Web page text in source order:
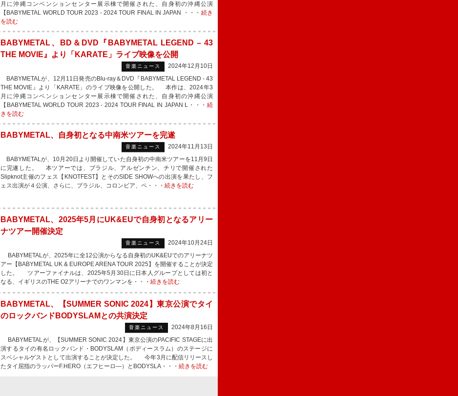
月に沖縄コンベンションセンター展示棟で開催された、自身初の沖縄公演
【BABYMETAL WORLD TOUR 2023 - 2024 TOUR FINAL IN JAPAN ・・・ 続き
を読む
BABYMETAL、BD＆DVD『BABYMETAL LEGEND – 43
THE MOVIE』より「KARATE」ライブ映像を公開
音楽ニュース
2024年12月10日
BABYMETALが、12月11日発売のBlu-ray＆DVD『BABYMETAL LEGEND - 43
THE MOVIE』より「KARATE」のライブ映像を公開した。 本作は、2024年3
月に沖縄コンベンションセンター展示棟で開催された、自身初の沖縄公演
【BABYMETAL WORLD TOUR 2023 - 2024 TOUR FINAL IN JAPAN L・・・ 続
きを読む
BABYMETAL、自身初となる中南米ツアーを完遂
音楽ニュース
2024年11月13日
BABYMETALが、10月20日より開催していた自身初の中南米ツアーを11月9日
に完遂した。 本ツアーでは、ブラジル、アルゼンチン、チリで開催された
Slipknot主催のフェス【KNOTFEST】とそのSIDE SHOWへの出演を果たし、フ
ェス出演が４公演、さらに、ブラジル、コロンビア、ペ・・・ 続きを読む
BABYMETAL、2025年5月にUK&EUで自身初となるアリー
ナツアー開催決定
音楽ニュース
2024年10月24日
BABYMETALが、2025年に全12公演からなる自身初のUK&EUでのアリーナツ
アー【BABYMETAL UK & EUROPE ARENA TOUR 2025】を開催することが決定
した。 ツアーファイナルは、2025年5月30日に日本人グループとしては初と
なる、イギリスのTHE O2アリーナでのワンマンを・・・ 続きを読む
BABYMETAL、【SUMMER SONIC 2024】東京公演でタイ
のロックバンドBODYSLAMとの共演決定
音楽ニュース
2024年8月16日
BABYMETALが、【SUMMER SONIC 2024】東京公演のPACIFIC STAGEに出
演するタイの有名ロックバンド・BODYSLAM（ボディースラム）のステージに
スペシャルゲストとして出演することが決定した。 今年3月に配信リリースし
たタイ屈指のラッパーF.HERO（エフヒーロ―）とBODYSLA・・・ 続きを読む